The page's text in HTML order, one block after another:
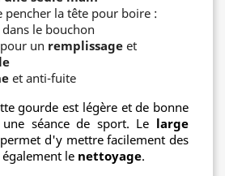
pencher la tête pour boire :
dans le bouchon
un remplissage et
et anti-fuite
gourde est légère et de bonne
séance de sport. Le large
d'y mettre facilement des
le nettoyage.